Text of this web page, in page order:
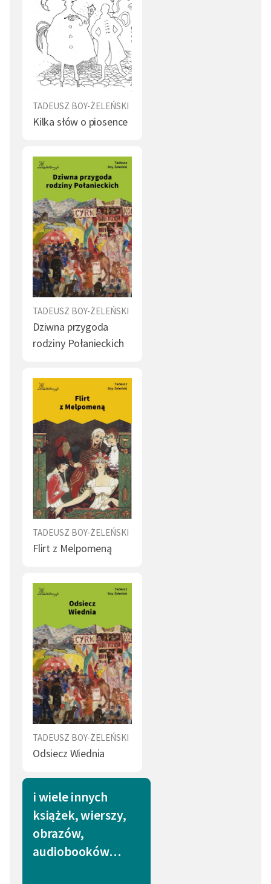
Władza (3)
Jedzenie (2)
Ojczyzna (2)
Korzyść (2)
Szlachcic (2)
Zdrada (2)
Państwo (2)
Mężczyzna (2)
Ciało (2)
Rycerz (2)
Okrucieństwo (2)
Interes (2)
Przemoc (1)
Dziedzictwo (1)
Pies (1)
Słowo (1)
Ślub (1)
Filozof (1)
Bohaterstwo (1)
Starość (1)
Fałsz (1)
Morderstwo (1)
Wróg (1)
Sława (1)
Nauka (1)
Ksiądz (1)
Patriota (1)
Pogrzeb (1)
Choroba (1)
Żyd (1)
Dama (1)
Strój (1)
Literat (1)
Dziecko (1)
Zwątpienie (1)
Honor (1)
Śmierć (1)
Miłość spełniona (1)
Wierność (1)
Duma (1)
Bohater (1)
Bóg (1)
Świętoszek (1)
Córka (1)
Moda (1)
TADEUSZ BOY-ŻELEŃSKI
Kilka słów o piosence
TADEUSZ BOY-ŻELEŃSKI
Dziwna przygoda
rodziny Połanieckich
TADEUSZ BOY-ŻELEŃSKI
Flirt z Melpomeną
TADEUSZ BOY-ŻELEŃSKI
Odsiecz Wiednia
i wiele innych
książek, wierszy,
obrazów,
audiobooków…